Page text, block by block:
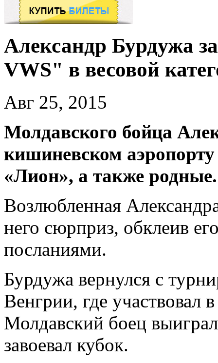
Александр Бурдужа
VWS" в весовой
Авг 25, 2015
Молдавского бойца
кишиневском
«Лион», а также родные.
Возлюбленная
него сюрприз, обклеив
посланиями.
Бурдужа вернулся с
Венгрии, где участвовал
Молдавский боец
завоевал кубок.